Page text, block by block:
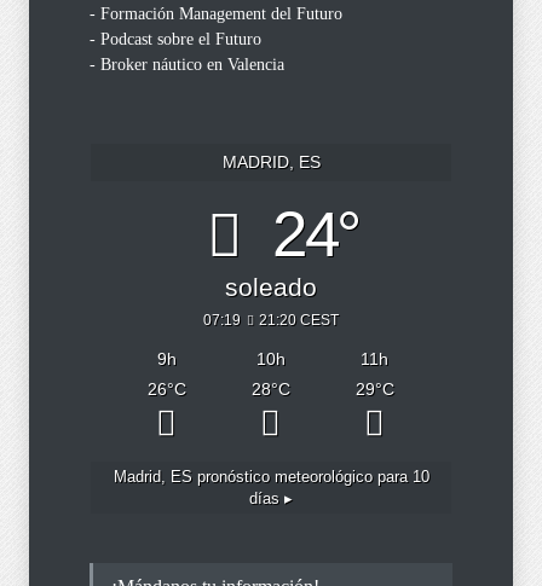
- Formación Management del Futuro
- Podcast sobre el Futuro
- Broker náutico en Valencia
MADRID, ES
24°
soleado
07:19 21:20 CEST
9h 10h 11h
26°C 28°C 29°C
Madrid, ESpronóstico meteorológico para 10
días ▸